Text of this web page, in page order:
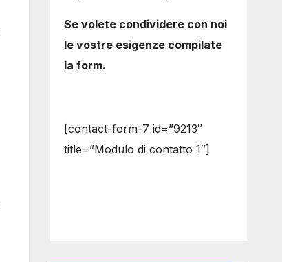
Se volete condividere con noi
le vostre esigenze compilate
la form.
[contact-form-7 id=”9213″
title=”Modulo di contatto 1″]